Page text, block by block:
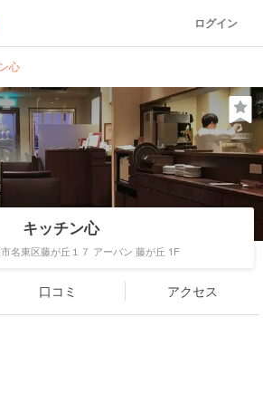
ログイン
心
キッチン心
名東区藤が丘１７ アーバン 藤が丘 1F
口コミ アクセス